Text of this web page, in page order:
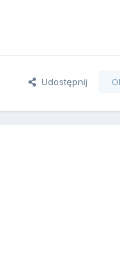
Udostępnij